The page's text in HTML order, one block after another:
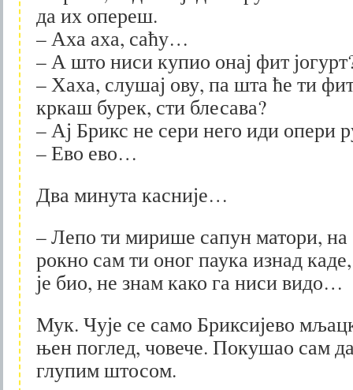
да их опереш.
– Аха аха, саћу…
– А што ниси купио онај фит
– Хаха, слушај ову, па шта ће ти
кркаш бурек, сти блесава?
– Ај Брикс не сери него иди опери
– Ево ево…
Два минута касније…
– Лепо ти мирише сапун матори,
рокно сам ти оног паука изнад
је био, не знам како га ниси видо…
Мук. Чује се само Бриксијево
њен поглед, човече. Покушао сам
глупим штосом.